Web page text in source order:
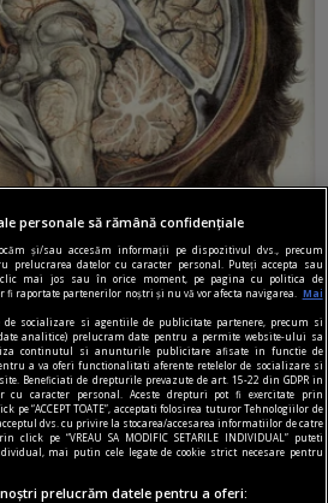
Un creier în borcan
Păi, ce discutăm noi aici,
filosofie, transumanism
ăsta am ajuns? Doamne
personale să rămână confidențiale
și/sau accesăm informații pe dispozitivul dvs., precum
prelucrarea datelor cu caracter personal. Puteți accepta sau
clic mai jos sau în orice moment, pe pagina cu politica de
fi raportate partenerilor noștri și nu vă vor afecta navigarea.
Mai
socializare si agentiile de publicitate partenere, precum si
analitice) prelucram date pentru a permite website-ului sa
continutul si anunturile publicitare afisate in functie de
a va oferi functionalitati aferente retelelor de socializare si
Beneficiati de drepturile prevazute de art. 15-22 din GDPR in
cu caracter personal. Aceste drepturi pot fi exercitate prin
pe “ACCEPT TOATE”, acceptati folosirea tuturor Tehnologiilor de
dvs. cu privire la stocarea/accesarea informatiilor de catre
click pe “VREAU SA MODIFIC SETARILE INDIVIDUAL” puteti
mai putin cele legate de cookie strict necesare pentru
prelucrăm datele pentru a oferi: